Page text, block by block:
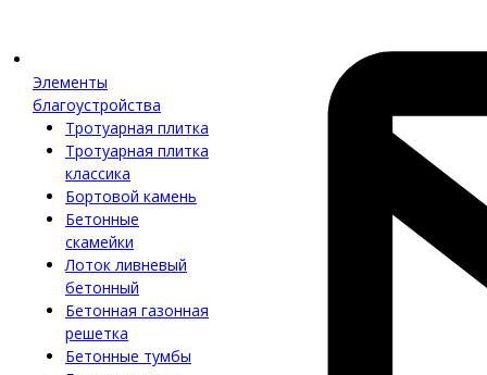
Элементы
благоустройства
Тротуарная плитка
Тротуарная плитка
классика
Бортовой камень
Бетонные
скамейки
Лоток ливневый
бетонный
Бетонная газонная
решетка
Бетонные тумбы